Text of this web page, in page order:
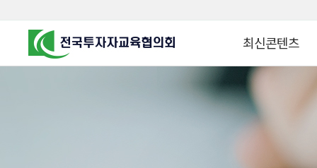
최신콘텐츠
찾아가는 군장병 금
찾아가는 연금ᆞ자